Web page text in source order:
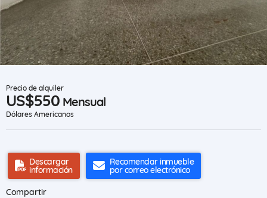
Precio de alquiler
US$550 Mensual
Dólares Americanos
Descargar
información
Recomendar inmueble
por correo electrónico
Compartir